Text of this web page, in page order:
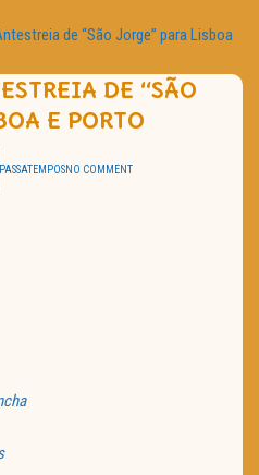
de “São Jorge” para Lisboa
DE “SÃO
E PORTO
PASSATEMPOSNO COMMENT